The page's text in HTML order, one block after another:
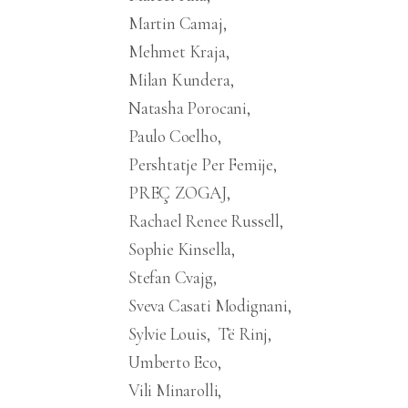
Martin Camaj
Mehmet Kraja
Milan Kundera
Natasha Porocani
Paulo Coelho
Pershtatje Per Femije
PREÇ ZOGAJ
Rachael Renee Russell
Sophie Kinsella
Stefan Cvajg
Sveva Casati Modignani
Sylvie Louis
Të Rinj
Umberto Eco
Vili Minarolli